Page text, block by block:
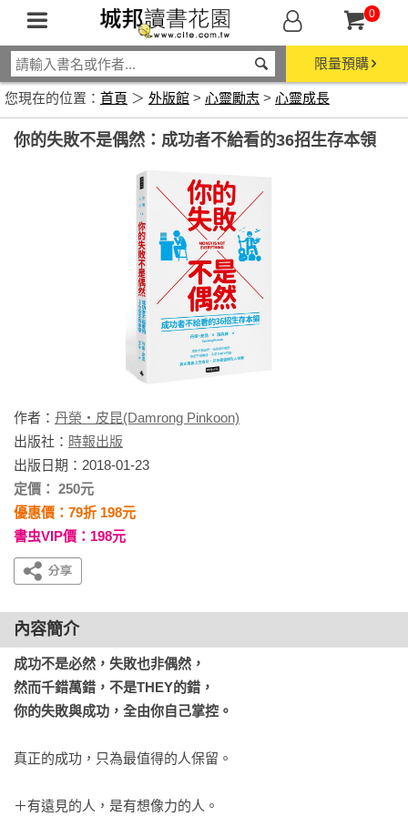
0
限量預購
您現在的位置： 首頁 ＞ 外版館 > 心靈勵志 > 心靈成長
你的失敗不是偶然：成功者不給看的36招生存本領
作者： 丹榮‧皮昆(Damrong Pinkoon)
出版社： 時報出版
出版日期：2018-01-23
定價： 250元
優惠價：79折 198元
書虫VIP價：198元
內容簡介
成功不是必然，失敗也非偶然，
然而千錯萬錯，不是THEY的錯，
你的失敗與成功，全由你自己掌控。
真正的成功，只為最值得的人保留。
＋有遠見的人，是有想像力的人。